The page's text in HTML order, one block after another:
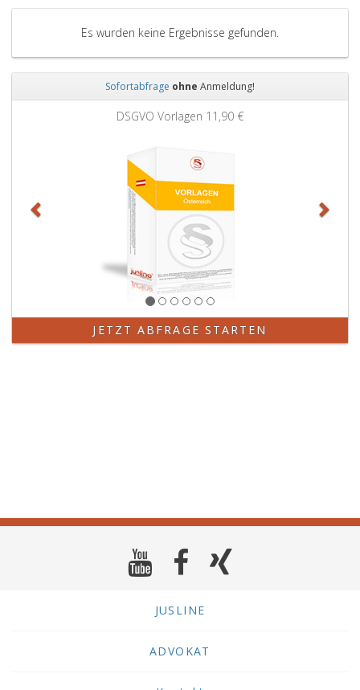
Es wurden keine Ergebnisse gefunden.
Sofortabfrage ohne Anmeldung!
DSGVO Vorlagen 11,90 €
JETZT ABFRAGE STARTEN
JUSLINE
ADVOKAT